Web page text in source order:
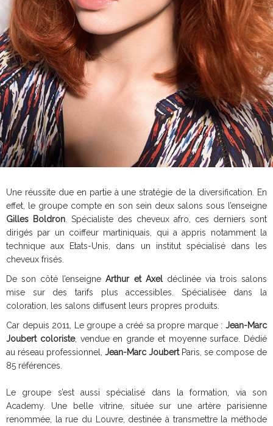
Une réussite due en partie à une stratégie de la diversification. En
effet, le groupe compte en son sein deux salons sous l’enseigne
Gilles Boldron . Spécialiste des cheveux afro, ces derniers sont
dirigés par un coiffeur martiniquais, qui a appris notamment la
technique aux Etats-Unis, dans un institut spécialisé dans les
cheveux frisés.
De son côté l’enseigneArthur et Axeldéclinée via trois salons
mise sur des tarifs plus accessibles. Spécialisée dans la
coloration, les salons diffusent leurs propres produits.
Car depuis 2011, Le groupe a créé sa propre marque : Jean-Marc
Joubert coloriste, vendue en grande et moyenne surface. Dédié
au réseau professionnel, Jean-Marc Joubert Paris, se compose de
85 références.
Le groupe s’est aussi spécialisé dans la formation, via son
Academy. Une belle vitrine, située sur une artère parisienne
renommée, la rue du Louvre, destinée à transmettre la méthode